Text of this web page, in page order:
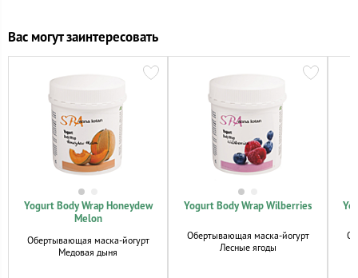
Вас могут заинтересовать
Yogurt Body Wrap Honeydew
Melon
Обертывающая маска-йогурт
Медовая дыня
Yogurt Body Wrap Wilberries
Обертывающая маска-йогурт
Лесные ягоды